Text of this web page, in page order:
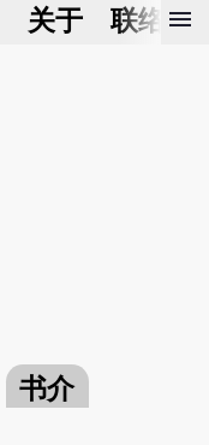
关于 联络我
menu
书介